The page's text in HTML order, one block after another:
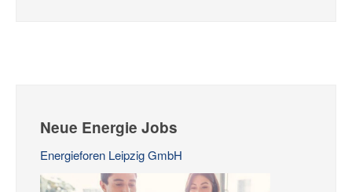
Neue Energie Jobs
Energieforen Leipzig GmbH